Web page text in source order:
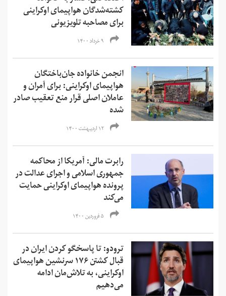
کشته‌شدگان هواپیمای اوکراینی
برای مصاحبه تلویزیونی
۹ خرداد ۱۴۰۰
انجمن خانواده جان‌باختگان
هواپیمای اوکراینی: برای آمران و
عاملان اصلی قرار منع تعقیب صادر
شده
۱۲ اردیبهشت ۱۴۰۰
رابرت مالی: آمریکا از محاکمه
جمهوری اسلامی و اجرای عدالت در
پرونده هواپیمای اوکراینی حمایت
می‌کند
۵ فروردین ۱۴۰۰
ترودو: تا پاسخگو کردن ایران در
قبال کشتن ۱۷۶ سرنشین هواپیمای
اوکراینی، به تلاش‌مان ادامه
می‌دهیم